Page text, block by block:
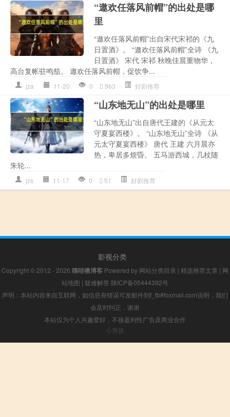
“遨欢任落风前帽”的出处是哪
里
“遨欢任落风前帽”出自宋代宋祁的《九
日置酒》。 “遨欢任落风前帽”全诗 《九
日置酒》 宋代 宋祁 秋晚佳晨重物华，
高台复帐驻鸣笳。 遨欢任落风前帽，促饮争...
jza 11-20 0 963 好剧推荐
“山东地无山”的出处是哪里
“山东地无山”出自唐代王建的《从元太
守夏宴西楼》。 “山东地无山”全诗 《从
元太守夏宴西楼》 唐代 王建 六月晨亦
热，卑居多烦昏。 五马游西城，几杖随
朱轮...
jzs 11-17 0 51 好剧推荐
影视分类
Copyright © 2012 - 2026 咦哇噢博客 Powered by 网站分类目录 | 精选推荐文章 | 网
站地图 | 疑难解答 陕ICP备05444392号
声明：本站内容来自互联网，如信息有错误可发邮件到f_fb#foxmail.com说明，我们
会及时纠正，谢谢
本站仅为个人兴趣爱好，不接盈利性广告及商业合作
小男孩